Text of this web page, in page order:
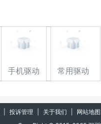
手机驱动 常用驱动
投诉管理 关于我们 网站地图